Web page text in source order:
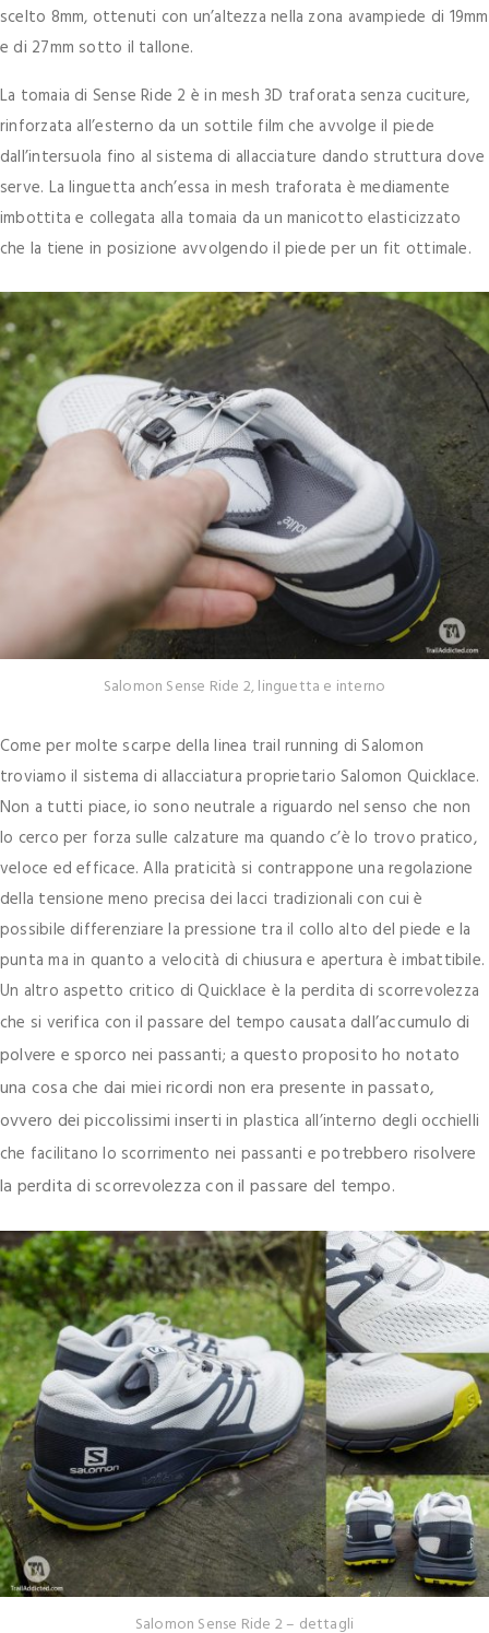
scelto 8mm, ottenuti con un’altezza nella zona avampiede di 19mm
e di 27mm sotto il tallone.
La tomaia di Sense Ride 2 è in mesh 3D traforata senza cuciture,
rinforzata all’esterno da un sottile film che avvolge il piede
dall’intersuola fino al sistema di allacciature dando struttura dove
serve. La linguetta anch’essa in mesh traforata è mediamente
imbottita e collegata alla tomaia da un manicotto elasticizzato
che la tiene in posizione avvolgendo il piede per un fit ottimale.
Salomon Sense Ride 2, linguetta e interno
Come per molte scarpe della linea trail running di Salomon
troviamo il sistema di allacciatura proprietario Salomon Quicklace.
Non a tutti piace, io sono neutrale a riguardo nel senso che non
lo cerco per forza sulle calzature ma quando c’è lo trovo pratico,
veloce ed efficace. Alla praticità si contrappone una regolazione
della tensione meno precisa dei lacci tradizionali con cui è
possibile differenziare la pressione tra il collo alto del piede e la
punta ma in quanto a velocità di chiusura e apertura è imbattibile.
Un altro aspetto critico di Quicklace è la perdita di scorrevolezza
che si verifica con il passare del tempo causata dall’accumulo di
polvere e sporco nei passanti; a questo proposito ho notato
una cosa che dai miei ricordi non era presente in passato,
ovvero dei piccolissimi insertiin plastica all’interno degli occhielli
che facilitano lo scorrimento nei passanti e potrebbero risolvere
la perdita di scorrevolezza con il passare del tempo.
Salomon Sense Ride 2 – dettagli